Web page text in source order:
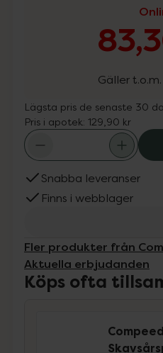
Gäller
Lägsta pris de senaste 30
Pris i apotek: 129,90 kr
Snabba leveranser
Finns i webblager
Fler produkter från
Aktuella erbjudanden
Köps ofta
Compeed